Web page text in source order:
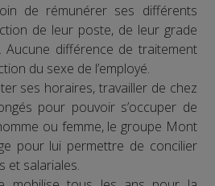
de rémunérer ses différents
de leur poste, de leur grade
différence de traitement
du sexe de l’employé.
ses horaires, travailler de chez
pour pouvoir s’occuper de
ou femme, le groupe Mont
pour lui permettre de concilier
et salariales.